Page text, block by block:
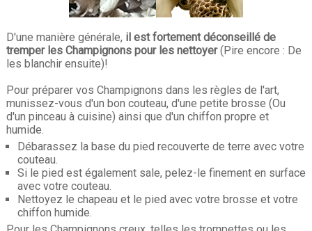
D'une manière générale, il est fortement déconseillé de
tremper les Champignons pour les nettoyer(Pire encore : De
les blanchir ensuite)!
Pour préparer vos Champignons dans les règles de l'art,
munissez-vous d'un bon couteau, d'une petite brosse (Ou
d'un pinceau à cuisine) ainsi que d'un chiffon propre et
humide.
Débarassez la base du pied recouverte de terre avec votre
couteau.
Si le pied est également sale, pelez-le finement en surface
avec votre couteau.
Nettoyez le chapeau et le pied avec votre brosse et votre
chiffon humide.